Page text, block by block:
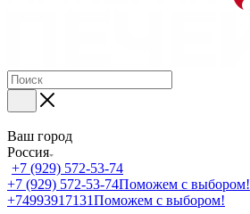
Ваш город
Россия
+7 (929) 572-53-74
+7 (929) 572-53-74Поможем с выбором!
+74993917131Поможем с выбором!